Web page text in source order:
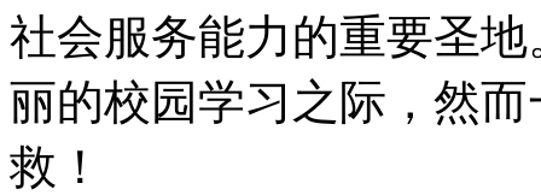
社会服务能力的重要圣
丽的校园学习之际，然
救！